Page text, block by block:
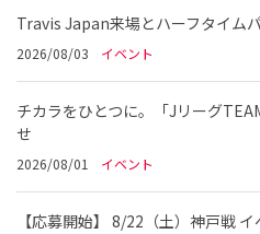
Travis Japan来場とハーフタイム
2026/08/03 イベント
チカラをひとつに。「Jリーグ
せ
2026/08/01 イベント
【応募開始】 8/22（土）神戸戦